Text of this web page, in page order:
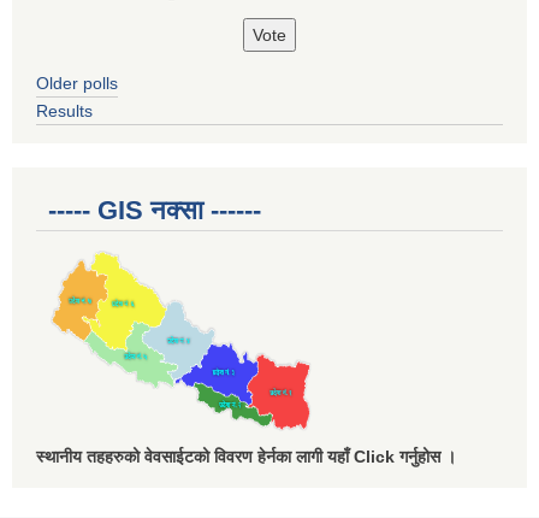
Older polls
Results
----- GIS नक्सा ------
स्थानीय तहहरुको वेवसाईटको विवरण हेर्नका लागी यहाँ Click गर्नुहोस ।